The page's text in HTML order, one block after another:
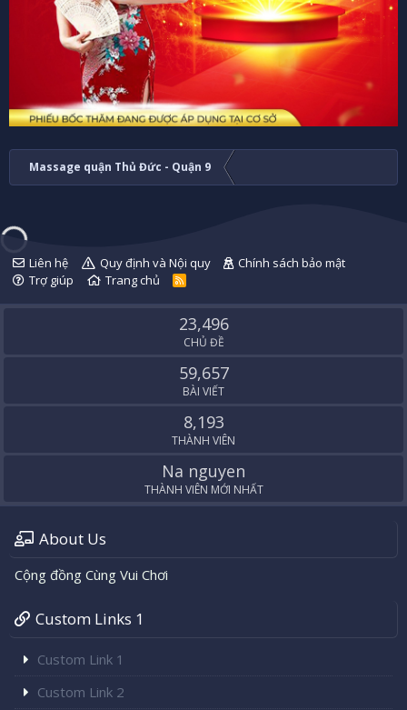
Massage quận Thủ Đức - Quận 9
Liên hệ Quy định và Nội quy
Chính sách bảo mật
Trợ giúp
Trang chủ
R
S
23,496
CHỦ ĐỀ
59,657
BÀI VIẾT
8,193
THÀNH VIÊN
Na nguyen
THÀNH VIÊN MỚI NHẤT
About Us
Cộng đồng Cùng Vui Chơi
Custom Links 1
Custom Link 1
Custom Link 2